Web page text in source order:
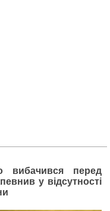
вибачився перед
у відсутності